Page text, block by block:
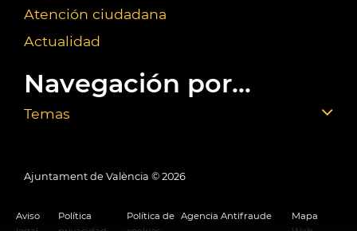
Atención ciudadana
Actualidad
Navegación por...
Temas
Ajuntament de València © 2026
Aviso
Política
Política de Agencia Antifraude
Mapa